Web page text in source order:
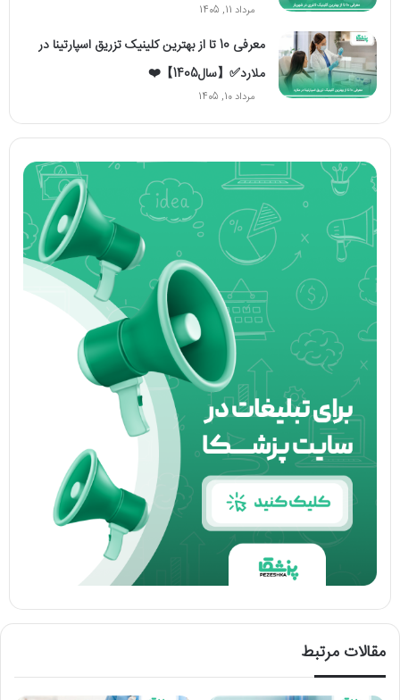
مرداد 11, 1405
معرفی 10 تا از بهترین کلینیک تزریق اسپارتینا در
ملارد✅【سال1405】❤️
مرداد 10, 1405
مقالات مرتبط